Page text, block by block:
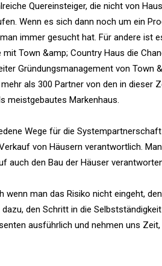
Quereinsteiger, die nicht von
Wenn es sich dann noch um ein
immer gesucht hat. Für andere ist
Town &amp; Country Haus die
Gründungsmanagement von Town
als 300 Partner von den in dieser
meistgebautes Markenhaus.
Wege für die
von Häusern verantwortlich.
auch den Bau der Häuser
man das Risiko nicht eingeht,
den Schritt in die
ausführlich und nehmen uns